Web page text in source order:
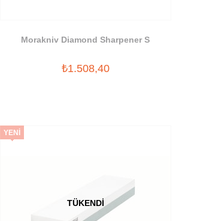
Morakniv Diamond Sharpener S
₺1.508,40
TÜKENDI
YENI